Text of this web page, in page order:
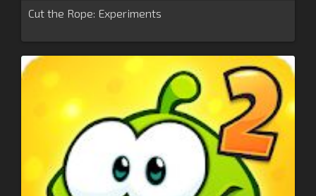
Cut the Rope: Experiments